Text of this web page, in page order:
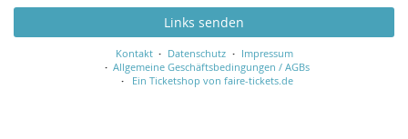
Links senden
Kontakt Datenschutz
Impressum
Allgemeine Geschäftsbedingungen / AGBs
Ein Ticketshop von faire-tickets.de